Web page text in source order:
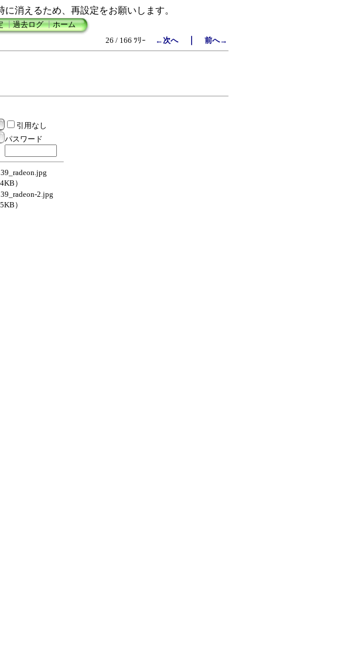
消えるため、再設定をお願いします。
┃過去ログ┃ホーム
26 / 166 ﾂﾘｰ
←次へ｜ 前へ→
引用なし
パスワード
）
2.jpg
）